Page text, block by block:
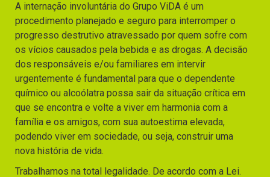
A internação involuntária do Grupo ViDA é um
procedimento planejado e seguro para interromper o
progresso destrutivo atravessado por quem sofre com
os vícios causados pela bebida e as drogas. A decisão
dos responsáveis e/ou familiares em intervir
urgentemente é fundamental para que o dependente
químico ou alcoólatra possa sair da situação crítica em
que se encontra e volte a viver em harmonia com a
família e os amigos, com sua autoestima elevada,
podendo viver em sociedade, ou seja, construir uma
nova história de vida.
Trabalhamos na total legalidade. De acordo com a Lei.